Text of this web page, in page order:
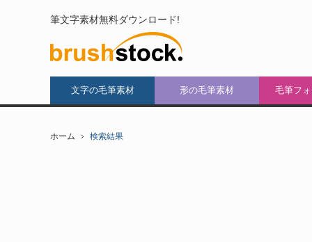
筆文字素材無料ダウンロード!
文字の毛筆素材 形の毛筆素材 毛筆フ
ホーム 検索結果